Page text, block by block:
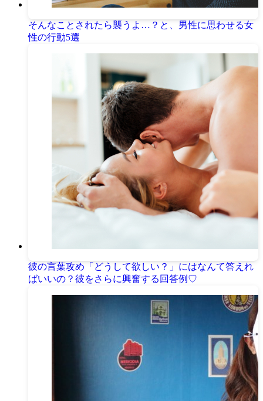
そんなことされたら襲うよ…？と、男性に思わせる女
性の行動5選
彼の言葉攻め「どうして欲しい？」にはなんて答えれ
ばいいの？彼をさらに興奮する回答例♡